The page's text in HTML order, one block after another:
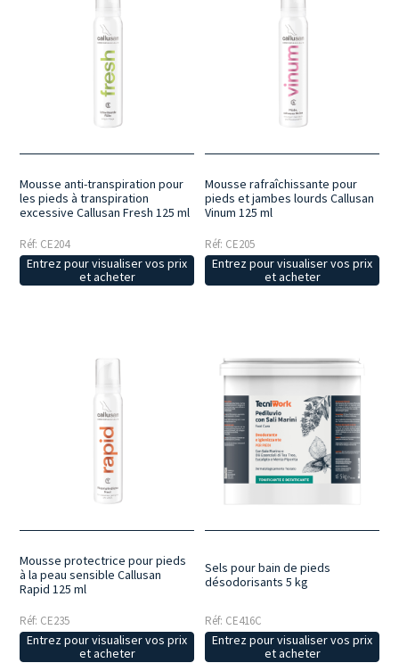
Mousse anti-transpiration pour
les pieds à transpiration
excessive Callusan Fresh 125 ml
Réf: CE204
Entrez pour visualiser vos prix
et acheter
Mousse rafraîchissante pour
pieds et jambes lourds Callusan
Vinum 125 ml
Réf: CE205
Entrez pour visualiser vos prix
et acheter
Mousse protectrice pour pieds
à la peau sensible Callusan
Rapid 125 ml
Réf: CE235
Entrez pour visualiser vos prix
et acheter
Sels pour bain de pieds
désodorisants 5 kg
Réf: CE416C
Entrez pour visualiser vos prix
et acheter